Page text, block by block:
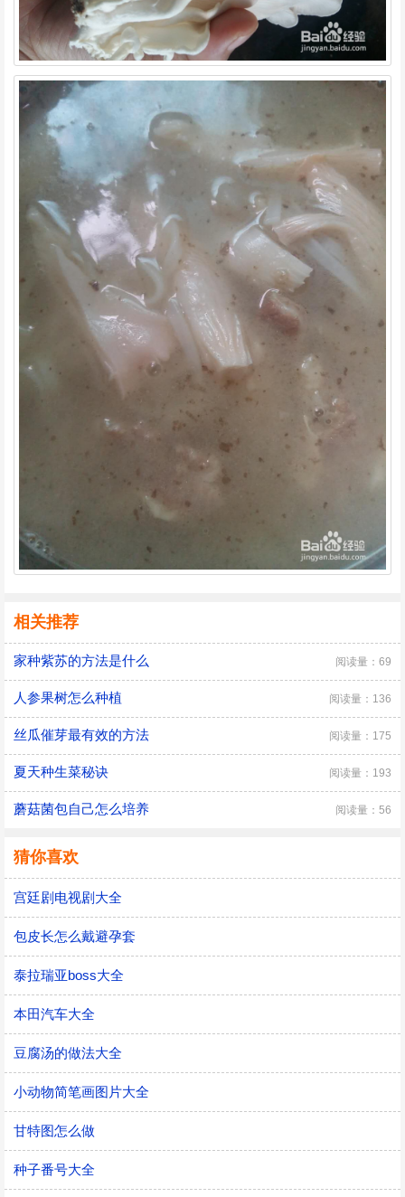
相关推荐
家种紫苏的方法是什么 阅读量：69
人参果树怎么种植 阅读量：136
丝瓜催芽最有效的方法 阅读量：175
夏天种生菜秘诀 阅读量：193
蘑菇菌包自己怎么培养 阅读量：56
猜你喜欢
宫廷剧电视剧大全
包皮长怎么戴避孕套
泰拉瑞亚boss大全
本田汽车大全
豆腐汤的做法大全
小动物简笔画图片大全
甘特图怎么做
种子番号大全